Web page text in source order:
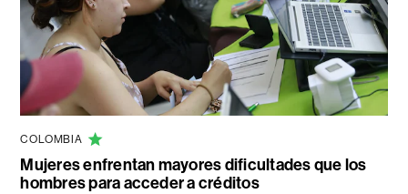
COLOMBIA
Mujeres enfrentan mayores dificultades que los
hombres para acceder a créditos